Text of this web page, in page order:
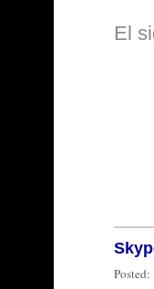
El
Posted: